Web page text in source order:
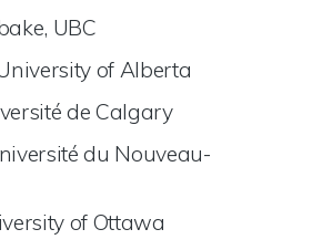
UBC
of Alberta
de Calgary
du Nouveau-
of Ottawa